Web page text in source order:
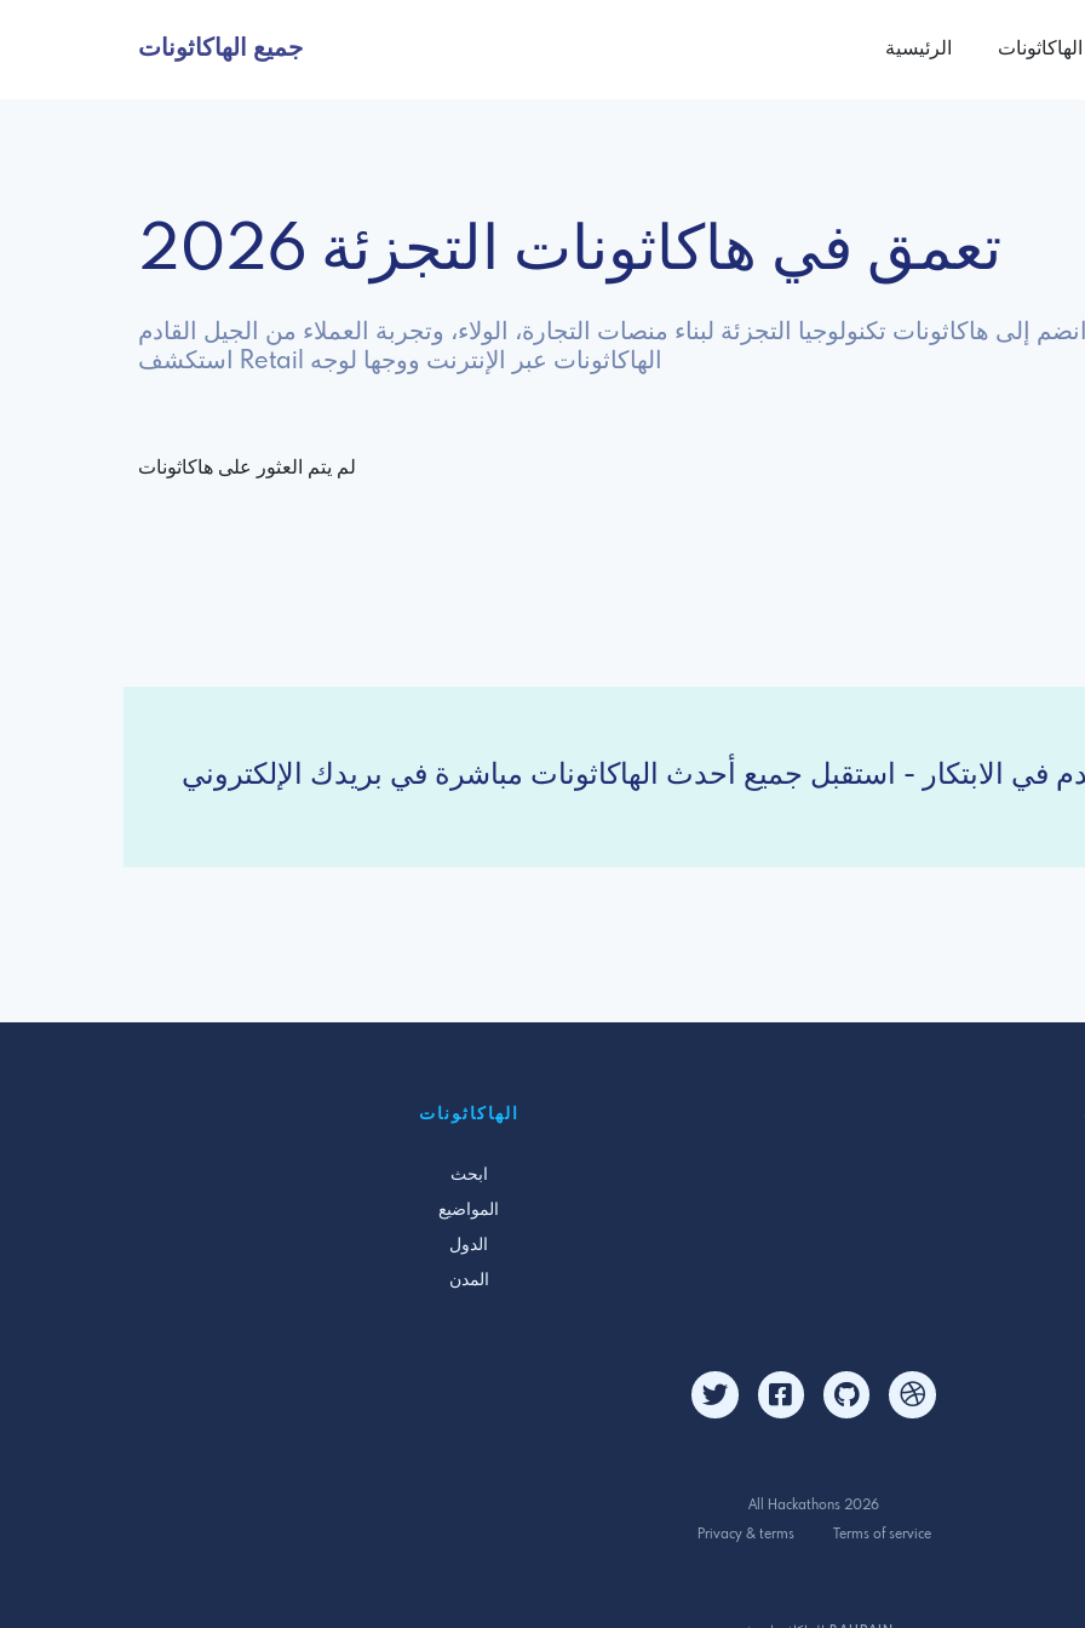
جميع الهاكاثونات الرئيسية الهاكاثونات
تعمق في هاكاثونات التجزئة 2026
انضم إلى هاكاثونات تكنولوجيا التجزئة لبناء منصات التجارة، الولاء، وتجربة العملاء من الجيل القادم
استكشف Retail الهاكاثونات عبر الإنترنت ووجها لوجه
لم يتم العثور على هاكاثونات
الهاكاثونات
ابحث
المواضيع
الدول
المدن
All Hackathons 2026
Privacy & terms
Terms of service